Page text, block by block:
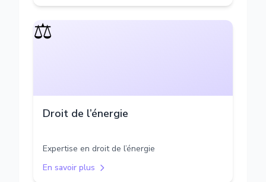
⚖️
Droit de l’énergie
Expertise en droit de l’énergie
En savoir plus